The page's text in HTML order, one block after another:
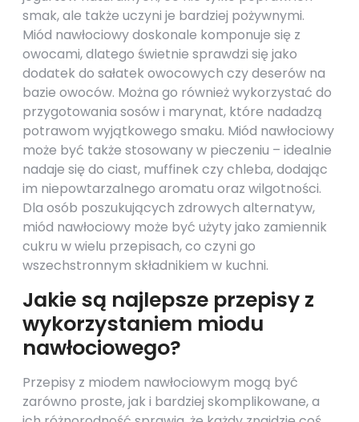
smak, ale także uczyni je bardziej pożywnymi.
Miód nawłociowy doskonale komponuje się z
owocami, dlatego świetnie sprawdzi się jako
dodatek do sałatek owocowych czy deserów na
bazie owoców. Można go również wykorzystać do
przygotowania sosów i marynat, które nadadzą
potrawom wyjątkowego smaku. Miód nawłociowy
może być także stosowany w pieczeniu – idealnie
nadaje się do ciast, muffinek czy chleba, dodając
im niepowtarzalnego aromatu oraz wilgotności.
Dla osób poszukujących zdrowych alternatyw,
miód nawłociowy może być użyty jako zamiennik
cukru w wielu przepisach, co czyni go
wszechstronnym składnikiem w kuchni.
Jakie są najlepsze przepisy z
wykorzystaniem miodu
nawłociowego?
Przepisy z miodem nawłociowym mogą być
zarówno proste, jak i bardziej skomplikowane, a